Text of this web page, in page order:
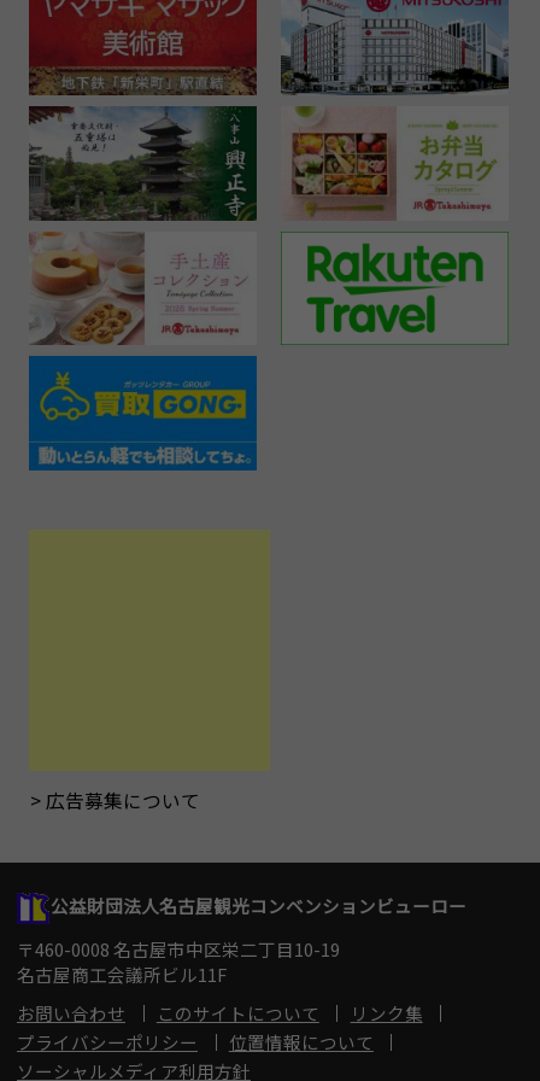
広告募集について
公益財団法人名古屋観光コンベンションビューロー
〒460-0008 名古屋市中区栄二丁目10-19
名古屋商工会議所ビル11F
お問い合わせ
このサイトについて
リンク集
プライバシーポリシー
位置情報について
ソーシャルメディア利用方針